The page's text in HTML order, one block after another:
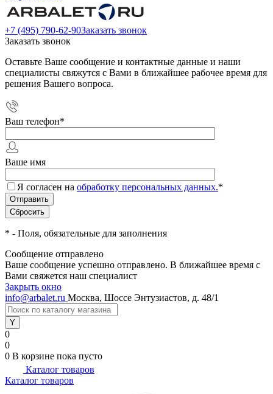
+7 (495) 790-62-90Заказать звонок
Заказать звонок
Оставьте Ваше сообщение и контактные данные и наши
специалисты свяжутся с Вами в ближайшее рабочее время для
решения Вашего вопроса.
Ваш телефон*
Ваше имя
Я согласен на обработку персональных данных.*
* - Поля, обязательные для заполнения
Сообщение отправлено
Ваше сообщение успешно отправлено. В ближайшее время с
Вами свяжется наш специалист
Закрыть окно
info@arbalet.ru Москва, Шоссе Энтузиастов, д. 48/1
0
0
0 В корзине пока пусто
Каталог товаров
Каталог товаров